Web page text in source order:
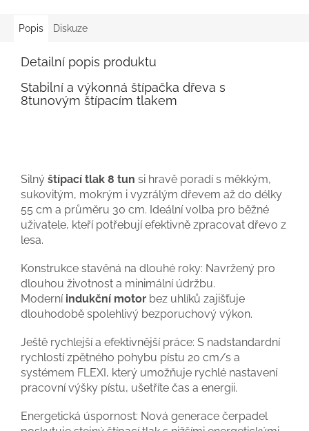
Popis Diskuze
Detailní popis produktu
Stabilní a výkonná štípačka dřeva s
8tunovým štípacím tlakem
Silný štípací tlak 8 tun si hravě poradí s měkkým,
sukovitým, mokrým i vyzrálým dřevem až do délky
55 cm a průměru 30 cm. Ideální volba pro běžné
uživatele, kteří potřebují efektivně zpracovat dřevo z
lesa.
Konstrukce stavěná na dlouhé roky: Navržený pro
dlouhou životnost a minimální údržbu.
Moderní indukční motor bez uhlíků zajišťuje
dlouhodobě spolehlivý bezporuchový výkon.
Ještě rychlejší a efektivnější práce: S nadstandardní
rychlostí zpětného pohybu pístu 20 cm/s a
systémem FLEXI, který umožňuje rychlé nastavení
pracovní výšky pístu, ušetříte čas a energii.
Energetická úspornost: Nová generace čerpadel